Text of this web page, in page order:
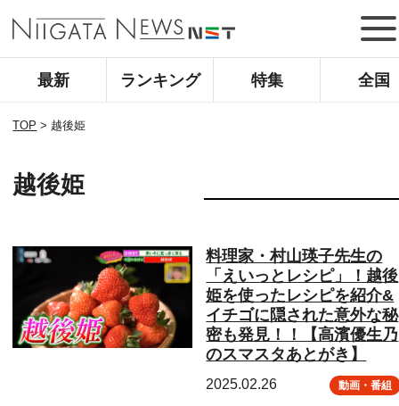
最新 ランキング 特集 全国
TOP > 越後姫
越後姫
料理家・村山瑛子先生の
「えいっとレシピ」！越後
姫を使ったレシピを紹介&
イチゴに隠された意外な秘
密も発見！！【高濱優生乃
のスマスタあとがき】
2025.02.26 動画・番組